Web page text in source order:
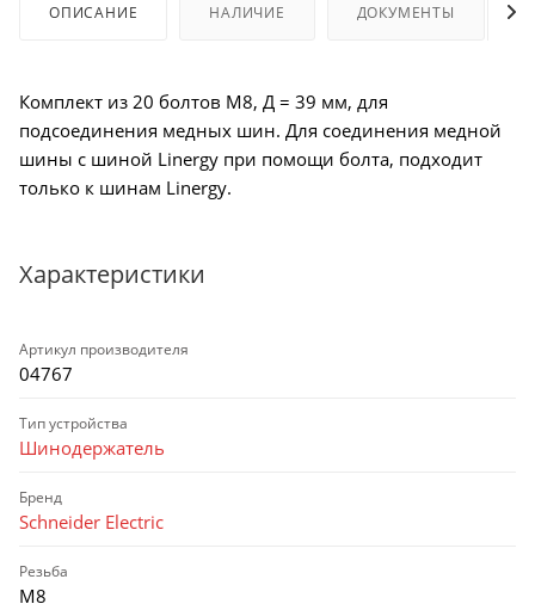
ОПИСАНИЕ НАЛИЧИЕ ДОКУМЕНТЫ
Комплект из 20 болтов М8, Д = 39 мм, для
подсоединения медных шин. Для соединения медной
шины с шиной Linergy при помощи болта, подходит
только к шинам Linergy.
Характеристики
Артикул производителя
04767
Тип устройства
Шинодержатель
Бренд
Schneider Electric
Резьба
M8